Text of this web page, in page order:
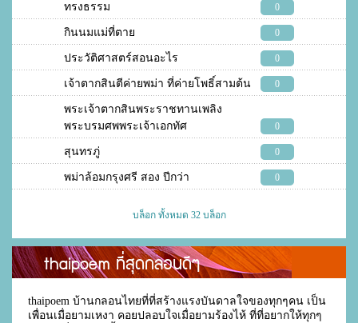
ทรงธรรม
0
กินนมแม่ที่ตาย 0
ประวัติศาสตร์สอนอะไร 0
เจ้าตากสินตีค่ายพม่า ที่ค่ายโพธิ์สามต้น 0
พระเจ้าตากสินพระราชทานเพลิง
พระบรมศพพระเจ้าเอกทัศ
0
สุนทรภู่ 0
พม่าล้อมกรุงศรี สอง ปีกว่า 0
บล็อก ทั้งหมด 32 บล็อก
thaipoem ที่สุดกลอนดีๆ
thaipoem บ้านกลอนไทยที่ที่สร้างแรงบันดาลใจของทุกๆคน เป็น
เพื่อนเมื่อยามเหงา คอยปลอบใจเมื่อยามร้องไห้ ที่ที่อยากให้ทุกๆ